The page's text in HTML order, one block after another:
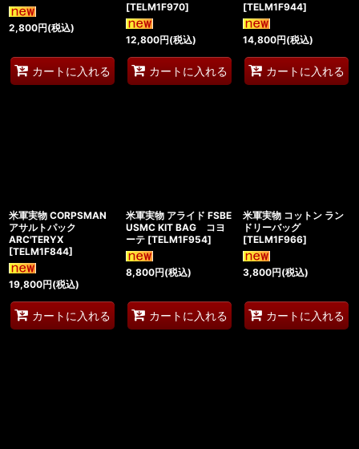
2,800円(税込)
カートに入れる
[TELM1F970]
12,800円(税込)
カートに入れる
[TELM1F944]
14,800円(税込)
カートに入れる
米軍実物 CORPSMAN
アサルトパック
ARC'TERYX
[TELM1F844]
19,800円(税込)
カートに入れる
米軍実物 アライド FSBE
USMC KIT BAG コヨ
ーテ [TELM1F954]
8,800円(税込)
カートに入れる
米軍実物 コットン ラン
ドリーバッグ
[TELM1F966]
3,800円(税込)
カートに入れる